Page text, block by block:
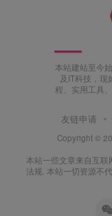
本站建站至今
及IT科技，现
程、实用工具
友链申请
Copyright ©
本站一些文章来自互联
法规. 本站一切资源不